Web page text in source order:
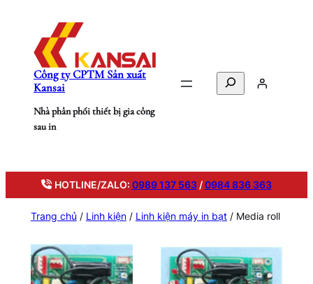
Công ty CPTM Sản xuất
Kansai
Nhà phân phối thiết bị gia công
sau in
Search
HOTLINE/ZALO: 0989 137 563/0984 836 363
Trang chủ / Linh kiện/ Linh kiện máy in bạt/ Media roll